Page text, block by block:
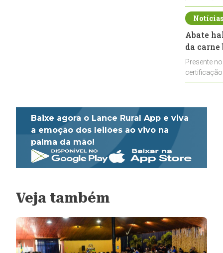
de leite cru
Abate
da
Presente
Baixe agora o Lance Rural App e viva
a emoção dos leilões ao vivo na
palma da mão!
Veja também